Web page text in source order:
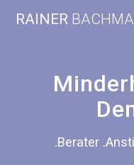
RAINER
.Berater